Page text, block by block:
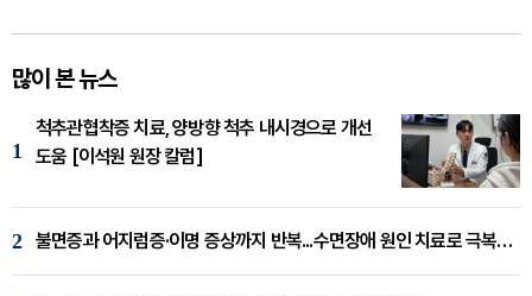
많이 본 뉴스
1
척추관협착증 치료, 양방향 척추 내시경으로 개선
도움 [이석원 원장 칼럼]
2 불면증과 어지럼증·이명 증상까지 반복...수면장애 원인 치료로 극복해야